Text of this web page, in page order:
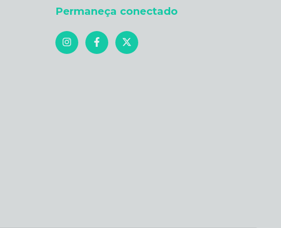
Permaneça conectado